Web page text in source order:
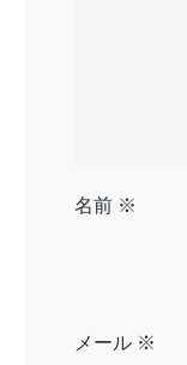
名前 ※
メール ※